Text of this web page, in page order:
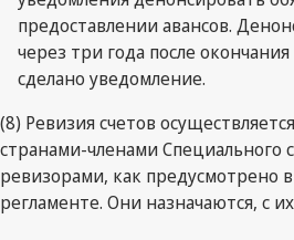
предоставлении авансов.
через три года после
сделано уведомление.
(8) Ревизия счетов
странами-членами
ревизорами, как предусмотрено
регламенте. Они назначаются, с